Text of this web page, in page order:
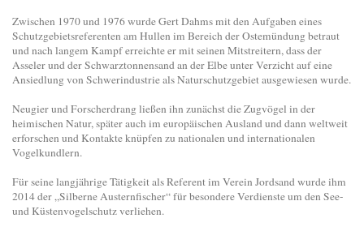
Zwischen 1970 und 1976 wurde Gert Dahms mit den Aufgaben eines
Schutzgebietsreferenten am Hullen im Bereich der Ostemündung betraut
und nach langem Kampf erreichte er mit seinen Mitstreitern, dass der
Asseler und der Schwarztonnensand an der Elbe unter Verzicht auf eine
Ansiedlung von Schwerindustrie als Naturschutzgebiet ausgewiesen wurde.
Neugier und Forscherdrang ließen ihn zunächst die Zugvögel in der
heimischen Natur, später auch im europäischen Ausland und dann weltweit
erforschen und Kontakte knüpfen zu nationalen und internationalen
Vogelkundlern.
Für seine langjährige Tätigkeit als Referent im Verein Jordsand wurde ihm
2014 der „Silberne Austernfischer“ für besondere Verdienste um den See-
und Küstenvogelschutz verliehen.